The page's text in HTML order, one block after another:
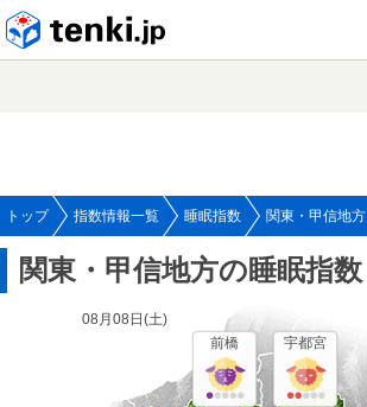
トップ 指数情報一覧 睡眠指数 関東・甲信地方
関東・甲信地方の睡眠指数
08月08日(土)
宇都宮
前橋